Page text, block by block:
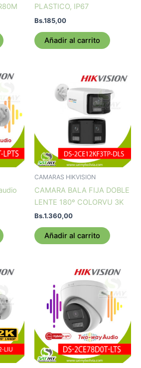
PLASTICO, IP67
Bs.185,00
Añadir al carrito
CAMARAS HIKVISION
CAMARA BALA FIJA DOBLE
LENTE 180º COLORVU 3K
Bs.1.360,00
Añadir al carrito